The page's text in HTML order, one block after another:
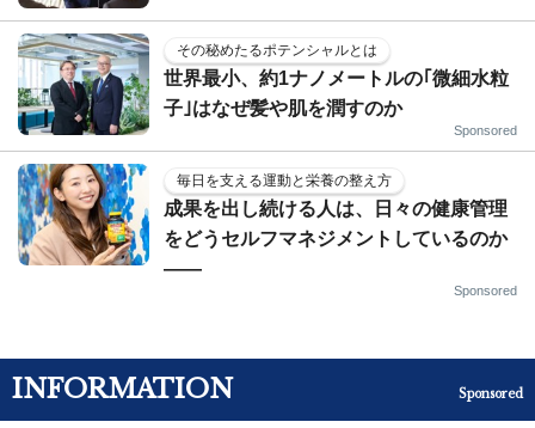
その秘めたるポテンシャルとは
世界最小、約1ナノメートルの｢微細水粒
子｣はなぜ髪や肌を潤すのか
Sponsored
毎日を支える運動と栄養の整え方
成果を出し続ける人は、日々の健康管理
をどうセルフマネジメントしているのか
——
Sponsored
INFORMATION Sponsored